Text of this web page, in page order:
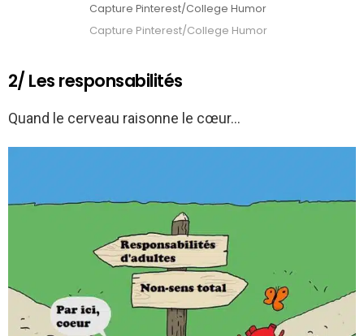
Capture Pinterest/College Humor
Capture Pinterest/College Humor
2/ Les responsabilités
Quand le cerveau raisonne le cœur…